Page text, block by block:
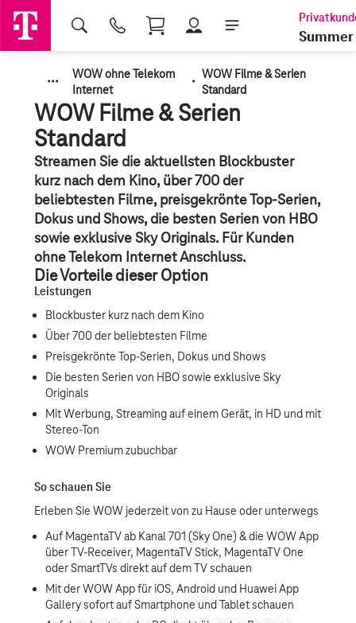
Shopping Cart
Summer
···
WOW ohne Telekom
Internet
· WOW Filme & Serien
Standard
WOW Filme & Serien
Standard
Streamen Sie die aktuellsten Blockbuster
kurz nach dem Kino, über 700 der
beliebtesten Filme, preisgekrönte Top-Serien,
Dokus und Shows, die besten Serien von HBO
sowie exklusive Sky Originals. Für Kunden
ohne Telekom Internet Anschluss.
Die Vorteile dieser Option